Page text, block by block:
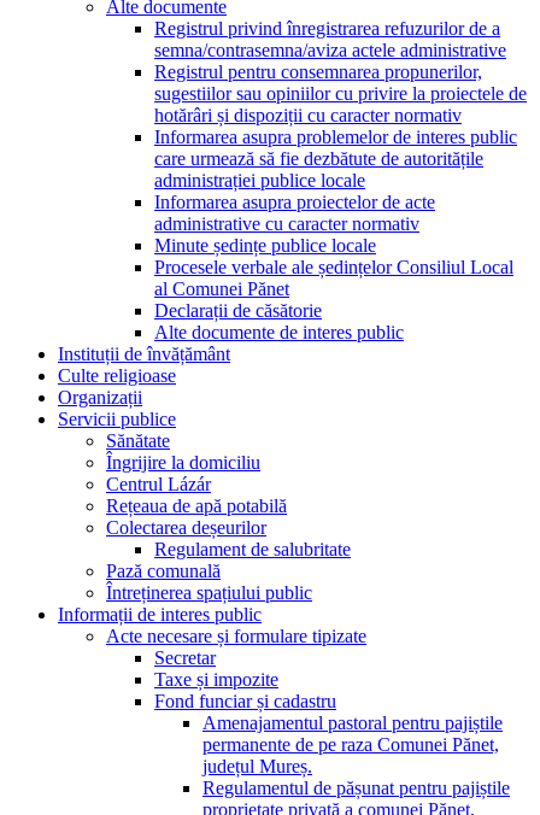
Alte documente
Registrul privind înregistrarea refuzurilor de a
semna/contrasemna/aviza actele administrative
Registrul pentru consemnarea propunerilor,
sugestiilor sau opiniilor cu privire la proiectele de
hotărâri și dispoziții cu caracter normativ
Informarea asupra problemelor de interes public
care urmează să fie dezbătute de autoritățile
administrației publice locale
Informarea asupra proiectelor de acte
administrative cu caracter normativ
Minute ședințe publice locale
Procesele verbale ale ședințelor Consiliul Local
al Comunei Pănet
Declarații de căsătorie
Alte documente de interes public
Instituții de învățământ
Culte religioase
Organizații
Servicii publice
Sănătate
Îngrijire la domiciliu
Centrul Lázár
Rețeaua de apă potabilă
Colectarea deșeurilor
Regulament de salubritate
Pază comunală
Întreținerea spațiului public
Informații de interes public
Acte necesare și formulare tipizate
Secretar
Taxe și impozite
Fond funciar și cadastru
Amenajamentul pastoral pentru pajiștile
permanente de pe raza Comunei Pănet,
județul Mureș.
Regulamentul de pășunat pentru pajiștile
proprietate privată a comunei Pănet,